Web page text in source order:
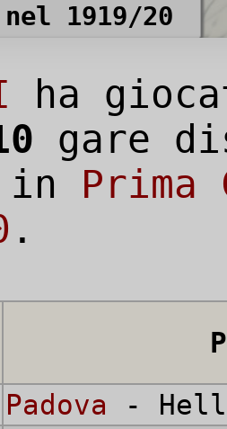
nel 1919/20
ha
gare
in Prima
.
Padova -